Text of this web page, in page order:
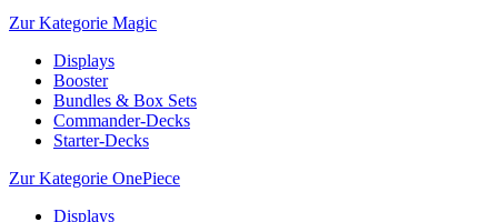
Zur Kategorie Magic
Displays
Booster
Bundles & Box Sets
Commander-Decks
Starter-Decks
Zur Kategorie OnePiece
Displays